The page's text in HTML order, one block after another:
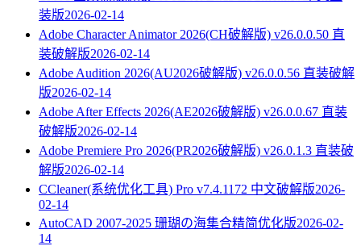
装版2026-02-14
Adobe Character Animator 2026(CH破解版) v26.0.0.50 直
装破解版2026-02-14
Adobe Audition 2026(AU2026破解版) v26.0.0.56 直装破解
版2026-02-14
Adobe After Effects 2026(AE2026破解版) v26.0.0.67 直装
破解版2026-02-14
Adobe Premiere Pro 2026(PR2026破解版) v26.0.1.3 直装破
解版2026-02-14
CCleaner(系统优化工具) Pro v7.4.1172 中文破解版2026-
02-14
AutoCAD 2007-2025 珊瑚の海集合精简优化版2026-02-
14